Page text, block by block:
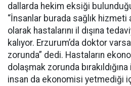
dallarda hekim eksiği
“İnsanlar burada sağlık hizmeti
olarak hastalarını il dışına
kalıyor. Erzurum’da doktor
zorunda” dedi. Hastaların
dolaşmak zorunda
insan da ekonomisi yetmediği